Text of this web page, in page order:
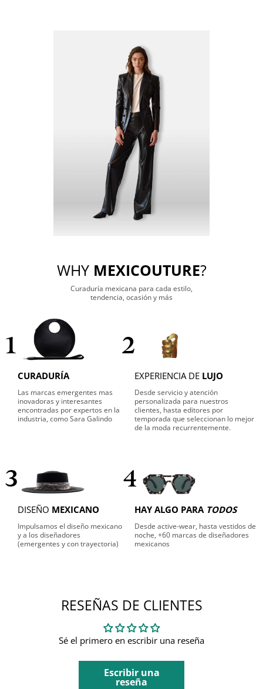
WHY MEXICOUTURE?
Curaduría mexicana para cada estilo,
tendencia, ocasión y más
1
CURADURÍA
Las marcas emergentes mas
inovadoras y interesantes
encontradas por expertos en la
industria, como Sara Galindo
2
EXPERIENCIA DE LUJO
Desde servicio y atención
personalizada para nuestros
clientes, hasta editores por
temporada que seleccionan lo mejor
de la moda recurrentemente.
3
DISEÑO MEXICANO
Impulsamos el diseño mexicano
y a los diseñadores
(emergentes y con trayectoria)
4
HAY ALGO PARA TODOS
Desde active-wear, hasta vestidos de
noche, +60 marcas de diseñadores
mexicanos
RESEÑAS DE CLIENTES
Sé el primero en escribir una reseña
Escribir una
reseña